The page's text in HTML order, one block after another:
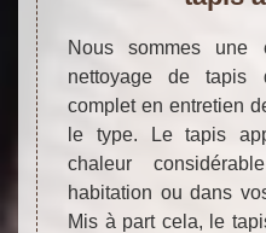
Nous sommes une
nettoyage de tapis
complet en entretien
le type. Le tapis
chaleur
habitation ou dans
Mis à part cela, le